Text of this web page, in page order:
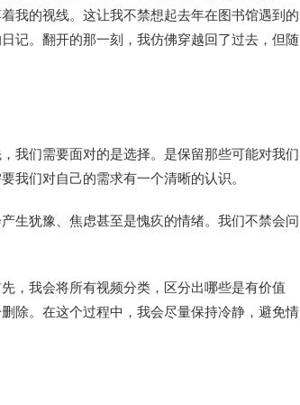
我的视线。这让我不禁想起去年在图书馆遇到的
记。翻开的那一刻，我仿佛穿越回了过去，但随
我们需要面对的是选择。是保留那些可能对我们
我们对自己的需求有一个清晰的认识。
生犹豫、焦虑甚至是愧疚的情绪。我们不禁会问
，我会将所有视频分类，区分出哪些是有价值
除。在这个过程中，我会尽量保持冷静，避免情